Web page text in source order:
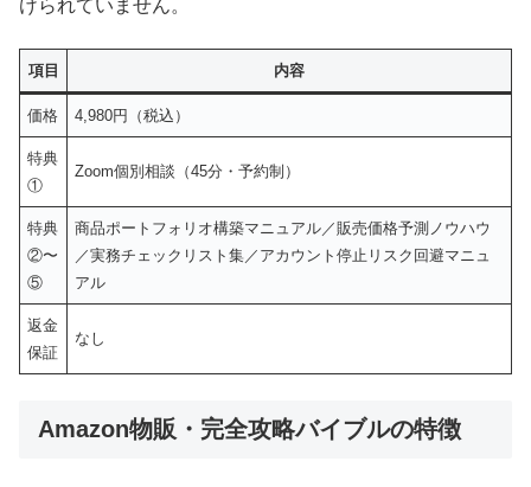
けられていません。
項目 内容
価格 4,980円（税込）
特典
①
Zoom個別相談（45分・予約制）
特典
②〜
⑤
商品ポートフォリオ構築マニュアル／販売価格予測ノウハウ
／実務チェックリスト集／アカウント停止リスク回避マニュ
アル
返金
保証
なし
Amazon物販・完全攻略バイブルの特徴